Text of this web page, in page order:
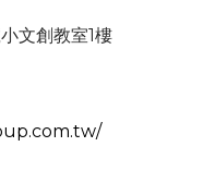
文創教室1樓